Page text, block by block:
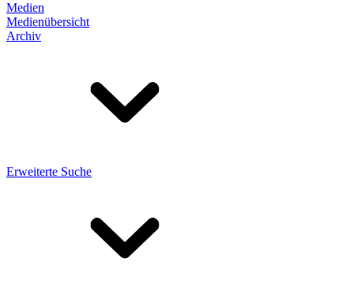
Medien
Medienübersicht
Archiv
Erweiterte Suche